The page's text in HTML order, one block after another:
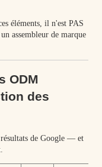
éléments, il n'est PAS
assembleur de marque
ODM
des
résultats de Google — et